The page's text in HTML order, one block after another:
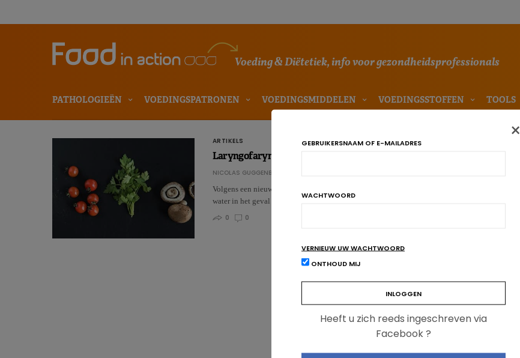
Voeding & Diëtetiek, info voor gezondheidsprofessionals
PATHOLOGIEËN VOEDINGSPATRONEN VOEDINGSMIDDELEN VOEDINGSSTOFFEN TOOLS
ARTIKELS
Laryngofaryngeale reflux? Dit dieet is erg doeltreffend
NICOLAS GUGGENBÜHL
Volgens een nieuwe interventiestudie is een mediterraan dieet met veel groenten en alkalisch
water in het geval van laryngofaryngeale…
0
0
×
GEBRUIKERSNAAM OF E-MAILADRES
WACHTWOORD
VERNIEUW UW WACHTWOORD
ONTHOUD MIJ
Heeft u zich reeds ingeschreven via
Facebook ?